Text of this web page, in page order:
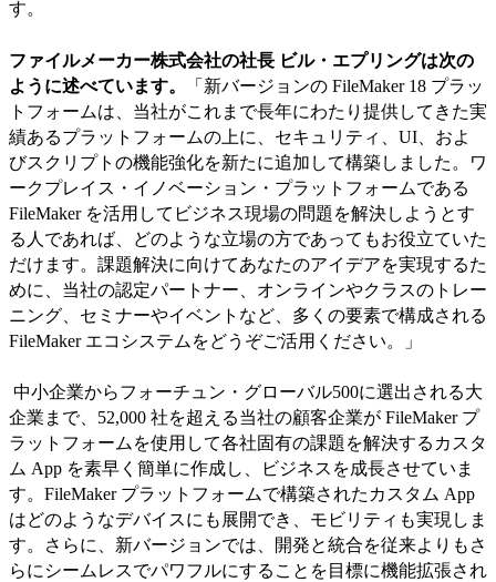
す。
ファイルメーカー株式会社の社長 ビル・エプリングは次の
ように述べています。
「新バージョンの FileMaker 18 プラッ
トフォームは、当社がこれまで長年にわたり提供してきた実
績あるプラットフォームの上に、セキュリティ、UI、およ
びスクリプトの機能強化を新たに追加して構築しました。ワ
ークプレイス・イノベーション・プラットフォームである
FileMaker を活用してビジネス現場の問題を解決しようとす
る人であれば、どのような立場の方であってもお役立ていた
だけます。課題解決に向けてあなたのアイデアを実現するた
めに、当社の認定パートナー、オンラインやクラスのトレー
ニング、セミナーやイベントなど、多くの要素で構成される
FileMaker エコシステムをどうぞご活用ください。」
中小企業からフォーチュン・グローバル500に選出される大
企業まで、52,000 社を超える当社の顧客企業が FileMaker プ
ラットフォームを使用して各社固有の課題を解決するカスタ
ム App を素早く簡単に作成し、ビジネスを成長させていま
す。FileMaker プラットフォームで構築されたカスタム App
はどのようなデバイスにも展開でき、モビリティも実現しま
す。さらに、新バージョンでは、開発と統合を従来よりもさ
らにシームレスでパワフルにすることを目標に機能拡張され